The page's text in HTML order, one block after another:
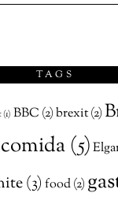
TAGS
(1) BBC (2)brexit(2)
comida (5)
(3) food(2)